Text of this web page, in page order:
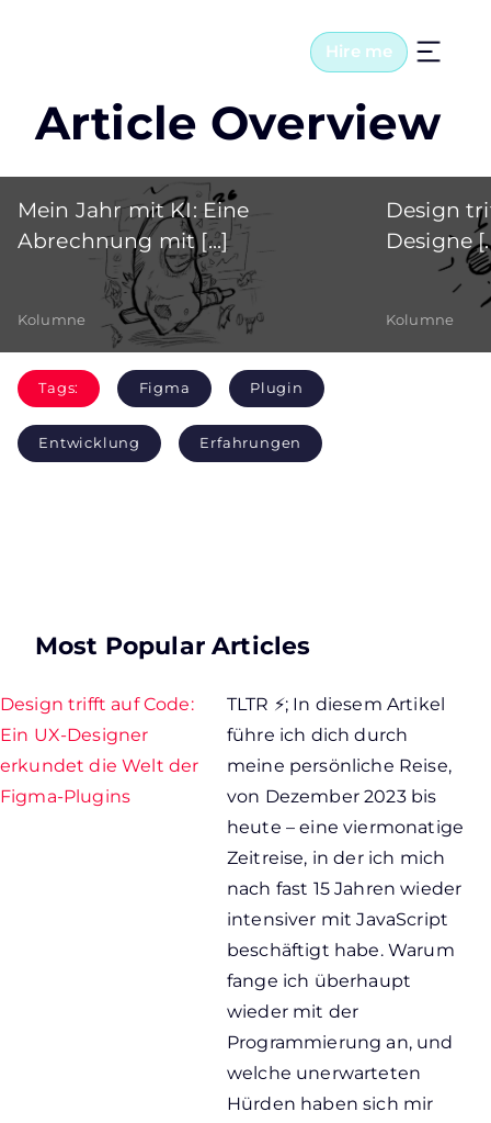
Hire me
Article Overview
Mein Jahr mit KI: Eine
Abrechnung mit [...]
Kolumne
Design
Designe
Kolumne
Tags: Figma Plugin
Entwicklung Erfahrungen
Most Popular Articles
Design trifft auf Code:
Ein UX-Designer
erkundet die Welt der
Figma-Plugins
TLTR ⚡; In diesem Artikel
führe ich dich durch
meine persönliche Reise,
von Dezember 2023 bis
heute – eine viermonatige
Zeitreise, in der ich mich
nach fast 15 Jahren wieder
intensiver mit JavaScript
beschäftigt habe. Warum
fange ich überhaupt
wieder mit der
Programmierung an, und
welche unerwarteten
Hürden haben sich mir